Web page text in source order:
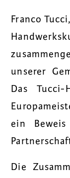
Franco
unserer
Das
ein
Die